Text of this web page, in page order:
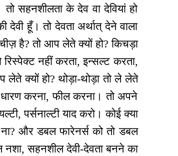
सहनशीलता के देव वा देवियां हो
हूँ। तो देवता अर्थात् देने वाला
है? तो आप लेते क्यों हो? किचड़ा
नहीं करता, इन्सल्ट करता,
क्यों हो? थोड़ा-थोड़ा तो ले लेते
धारण करना, फील करना। तो अपने
पर्सनाल्टी याद करो। कोई क्या
और डबल फारेनर्स को तो डबल
नशा, सहनशील देवी-देवता बनने का